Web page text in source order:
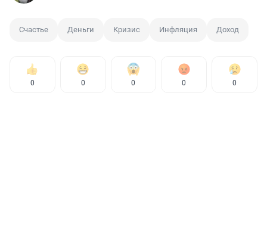
Счастье Деньги Кризис Инфляция Доход
0 0 0 0 0